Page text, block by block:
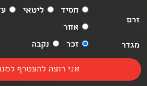
זרם
חסיד ליטאי
אחר
מגדר
זכר נקבה